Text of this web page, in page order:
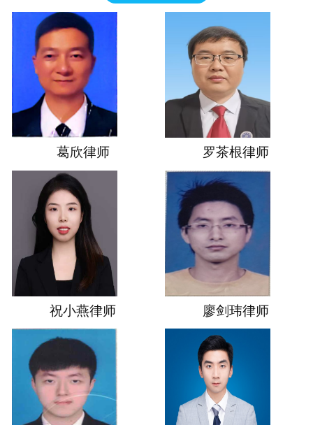
葛欣律师 罗茶根律师
祝小燕律师 廖剑玮律师